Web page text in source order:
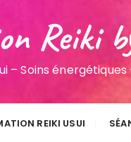
Reiki
– Soins
REIKI USUI